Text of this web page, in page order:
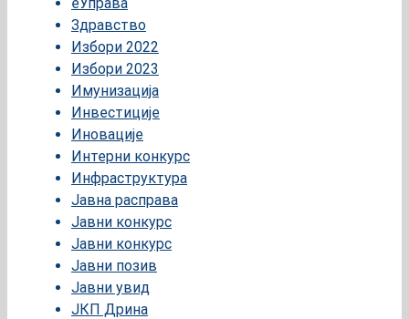
Здравство
Избори 2022
Избори 2023
Имунизација
Инвестиције
Иновације
Интерни конкурс
Инфраструктура
Јавна расправа
Јавни конкурс
Јавни конкурс
Јавни позив
Јавни увид
ЈКП Дрина